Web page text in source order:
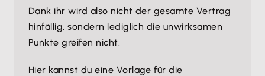
Dank ihr wird also nicht der gesamte Vertrag
hinfällig, sondern lediglich die unwirksamen
Punkte greifen nicht.
Hier kannst du eine Vorlage für die